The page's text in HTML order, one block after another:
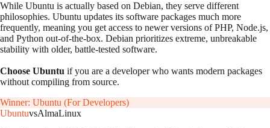
While Ubuntu is actually based on Debian, they serve different
philosophies. Ubuntu updates its software packages much more
frequently, meaning you get access to newer versions of PHP, Node.js,
and Python out-of-the-box. Debian prioritizes extreme, unbreakable
stability with older, battle-tested software.
Choose Ubuntu if you are a developer who wants modern packages
without compiling from source.
Winner: Ubuntu (For Developers)
UbuntuvsAlmaLinux